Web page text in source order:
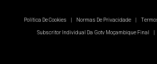
Política De Cookies Normas De Privacidade
Subscritor Individual Da Gotv Moçambique Final